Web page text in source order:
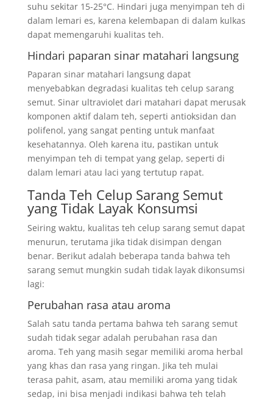
suhu sekitar 15-25°C. Hindari juga menyimpan teh di
dalam lemari es, karena kelembapan di dalam kulkas
dapat memengaruhi kualitas teh.
Hindari paparan sinar matahari langsung
Paparan sinar matahari langsung dapat
menyebabkan degradasi kualitas teh celup sarang
semut. Sinar ultraviolet dari matahari dapat merusak
komponen aktif dalam teh, seperti antioksidan dan
polifenol, yang sangat penting untuk manfaat
kesehatannya. Oleh karena itu, pastikan untuk
menyimpan teh di tempat yang gelap, seperti di
dalam lemari atau laci yang tertutup rapat.
Tanda Teh Celup Sarang Semut
yang Tidak Layak Konsumsi
Seiring waktu, kualitas teh celup sarang semut dapat
menurun, terutama jika tidak disimpan dengan
benar. Berikut adalah beberapa tanda bahwa teh
sarang semut mungkin sudah tidak layak dikonsumsi
lagi:
Perubahan rasa atau aroma
Salah satu tanda pertama bahwa teh sarang semut
sudah tidak segar adalah perubahan rasa dan
aroma. Teh yang masih segar memiliki aroma herbal
yang khas dan rasa yang ringan. Jika teh mulai
terasa pahit, asam, atau memiliki aroma yang tidak
sedap, ini bisa menjadi indikasi bahwa teh telah